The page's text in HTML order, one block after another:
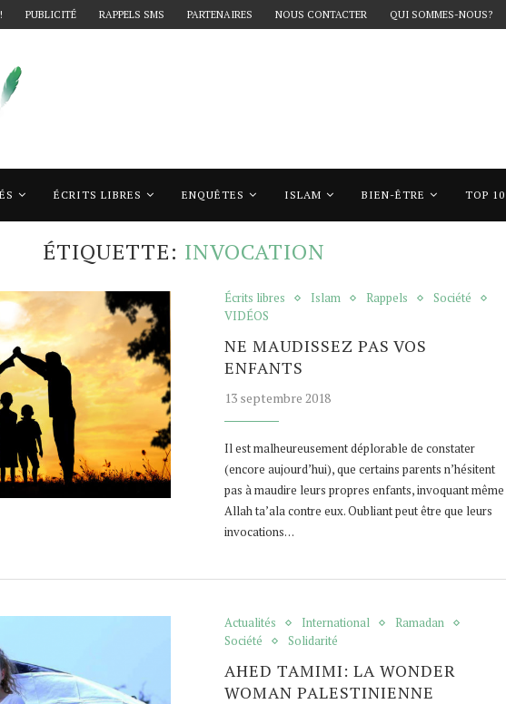
PUBLICITÉ RAPPELS SMS PARTENAIRES NOUS CONTACTER QUI SOMMES-NOUS?
ÉCRITS LIBRES ENQUÊTES ISLAM BIEN-ÊTRE TOP 10
Articles taggés avec "Invocation"
ÉTIQUETTE: INVOCATION
Écrits libres Islam Rappels
Société
VIDÉOS
NE MAUDISSEZ PAS VOS
ENFANTS
13 septembre 2018
Il est malheureusement déplorable de constater
(encore aujourd’hui), que certains parents n’hésitent
pas à maudire leurs propres enfants, invoquant même
Allah ta’ala contre eux. Oubliant peut être que leurs
invocations…
Actualités International
Ramadan
Société
Solidarité
AHED TAMIMI: LA WONDER
WOMAN PALESTINIENNE